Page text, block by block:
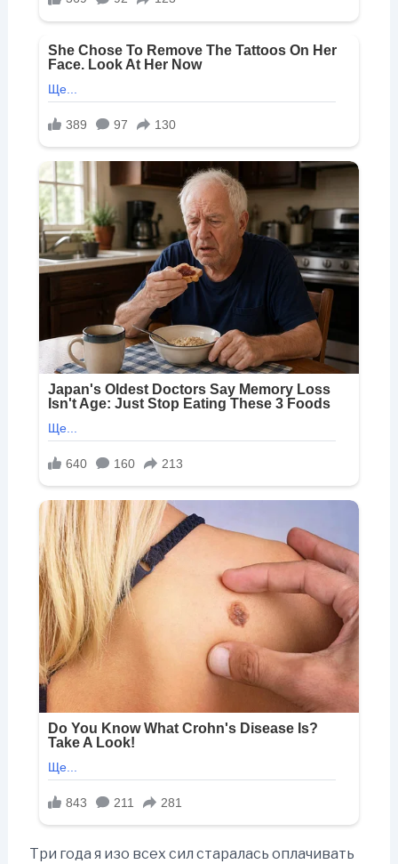
Три года я изо всех сил старалась оплачивать